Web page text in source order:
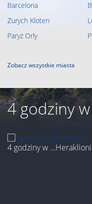
Barcelona
Zurych Kloten
Paryż Orly
Zobacz wszystkie miasta
4 godziny w
4 godziny w